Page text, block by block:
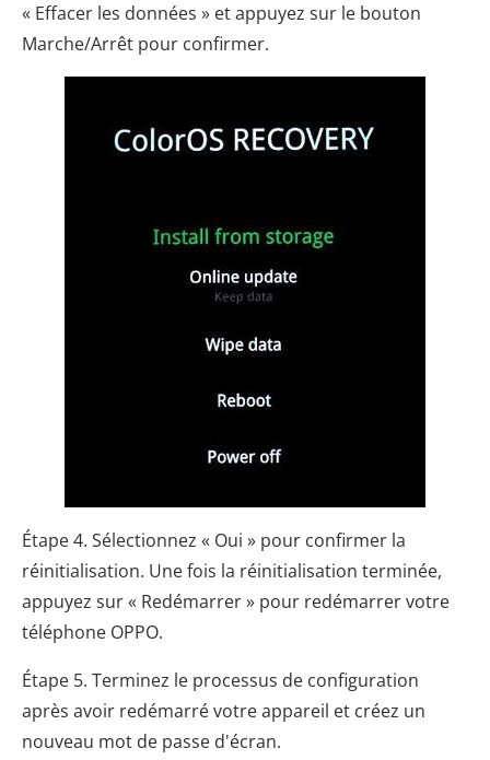
« Effacer les données » et appuyez sur le bouton
Marche/Arrêt pour confirmer.
Étape 4. Sélectionnez « Oui » pour confirmer la
réinitialisation. Une fois la réinitialisation terminée,
appuyez sur « Redémarrer » pour redémarrer votre
téléphone OPPO.
Étape 5. Terminez le processus de configuration
après avoir redémarré votre appareil et créez un
nouveau mot de passe d'écran.